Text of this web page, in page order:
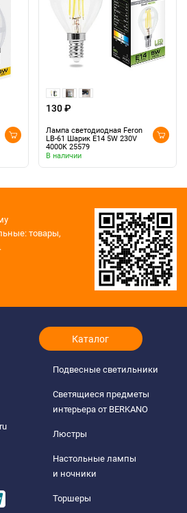
130 ₽
Лампа светодиодная Feron
LB-61 Шарик E14 5W 230V
4000K 25579
В наличии
товары,
Каталог
Подвесные светильники
Светящиеся предметы
интерьера от BERKANO
Люстры
Настольные лампы
и ночники
Торшеры